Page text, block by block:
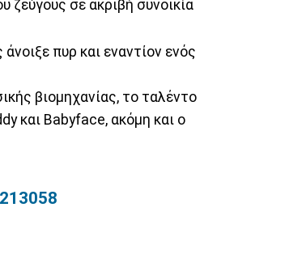
ζεύγους σε ακριβή συνοικία
άνοιξε πυρ και εναντίον ενός
βιομηχανίας, το ταλέντο
και Babyface, ακόμη και ο